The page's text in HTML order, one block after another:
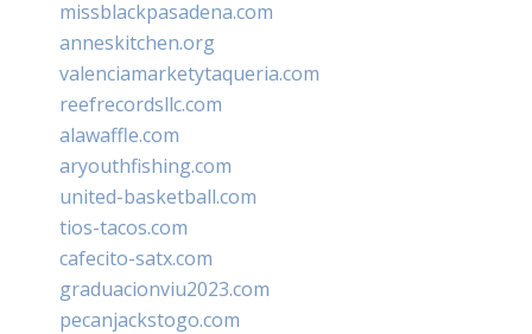
missblackpasadena.com
anneskitchen.org
valenciamarketytaqueria.com
reefrecordsllc.com
alawaffle.com
aryouthfishing.com
united-basketball.com
tios-tacos.com
cafecito-satx.com
graduacionviu2023.com
pecanjackstogo.com